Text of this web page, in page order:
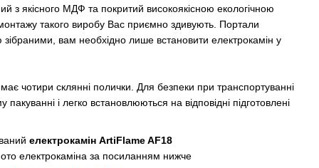
з якісного МДФ та покритий високоякісною екологічною
такого виробу Вас приємно здивують. Портали
вам необхідно лише встановити електрокамін у
має чотири склянні полички. Для безпеки при транспортуванні
і легко встановлюються на відповідні підготовлені
електрокамін ArtiFlame AF18
електрокаміна за посиланням нижче